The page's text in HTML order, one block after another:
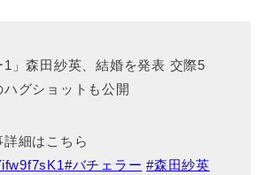
1」森田紗英、結婚を発表 交際5
グショットも公開
細はこちら
#バチェラー #森田紗英